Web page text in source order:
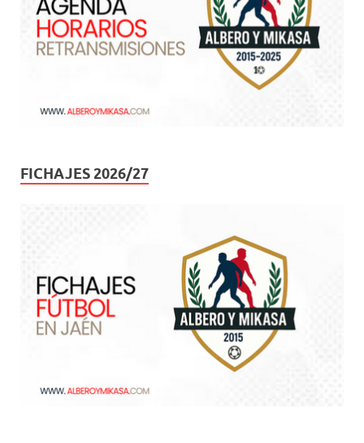
FICHAJES 2026/27